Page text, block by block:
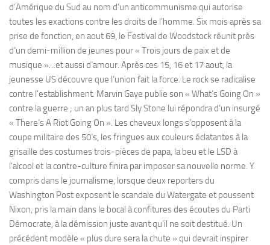
d’Amérique du Sud au nom d’un anticommunisme qui autorise
toutes les exactions contre les droits de l’homme. Six mois après sa
prise de fonction, en aout 69, le Festival de Woodstock réunit près
d’un demi-million de jeunes pour « Trois jours de paix et de
musique »…et aussi d’amour. Après ces 15, 16 et 17 aout, la
jeunesse US découvre que l’union fait la force. Le rock se radicalise
contre l’establishment. Marvin Gaye publie son « What’s Going On »
contre la guerre ; un an plus tard Sly Stone lui répondra d’un insurgé
« There’s A Riot Going On ». Les cheveux longs s’opposent à la
coupe militaire des 50’s, les fringues aux couleurs éclatantes à la
grisaille des costumes trois-pièces de papa, la beu et le LSD à
l’alcool et la contre-culture finira par imposer sa nouvelle norme. Y
compris dans le journalisme, lorsque deux reporters du
Washington Post exposent le scandale du Watergate et poussent
Nixon, pris la main dans le bocal à confitures des écoutes du Parti
Démocrate, à la démission juste avant qu’il ne soit destitué. Un
précédent modèle « plus dure sera la chute » qui devrait inspirer